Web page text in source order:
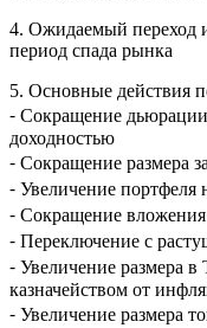
4. Ожидаемый переход
период спада рынка
5. Основные действия
⁃ Сокращение
доходностью
⁃ Сокращение размера
⁃ Увеличение портфеля
⁃ Сокращение
⁃ Переключение с
⁃ Увеличение размера
казначейством от
⁃ Увеличение размера